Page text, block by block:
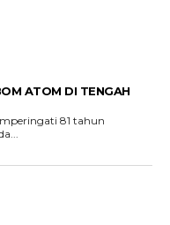
ATOM DI TENGAH
81 tahun